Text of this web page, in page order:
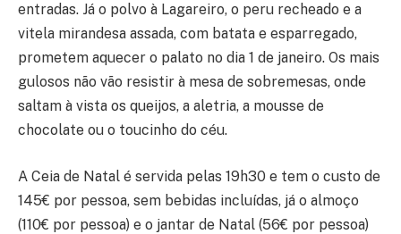
entradas. Já o polvo à Lagareiro, o peru recheado e a
vitela mirandesa assada, com batata e esparregado,
prometem aquecer o palato no dia 1 de janeiro. Os mais
gulosos não vão resistir à mesa de sobremesas, onde
saltam à vista os queijos, a aletria, a mousse de
chocolate ou o toucinho do céu.
A Ceia de Natal é servida pelas 19h30 e tem o custo de
145€ por pessoa, sem bebidas incluídas, já o almoço
(110€ por pessoa) e o jantar de Natal (56€ por pessoa)